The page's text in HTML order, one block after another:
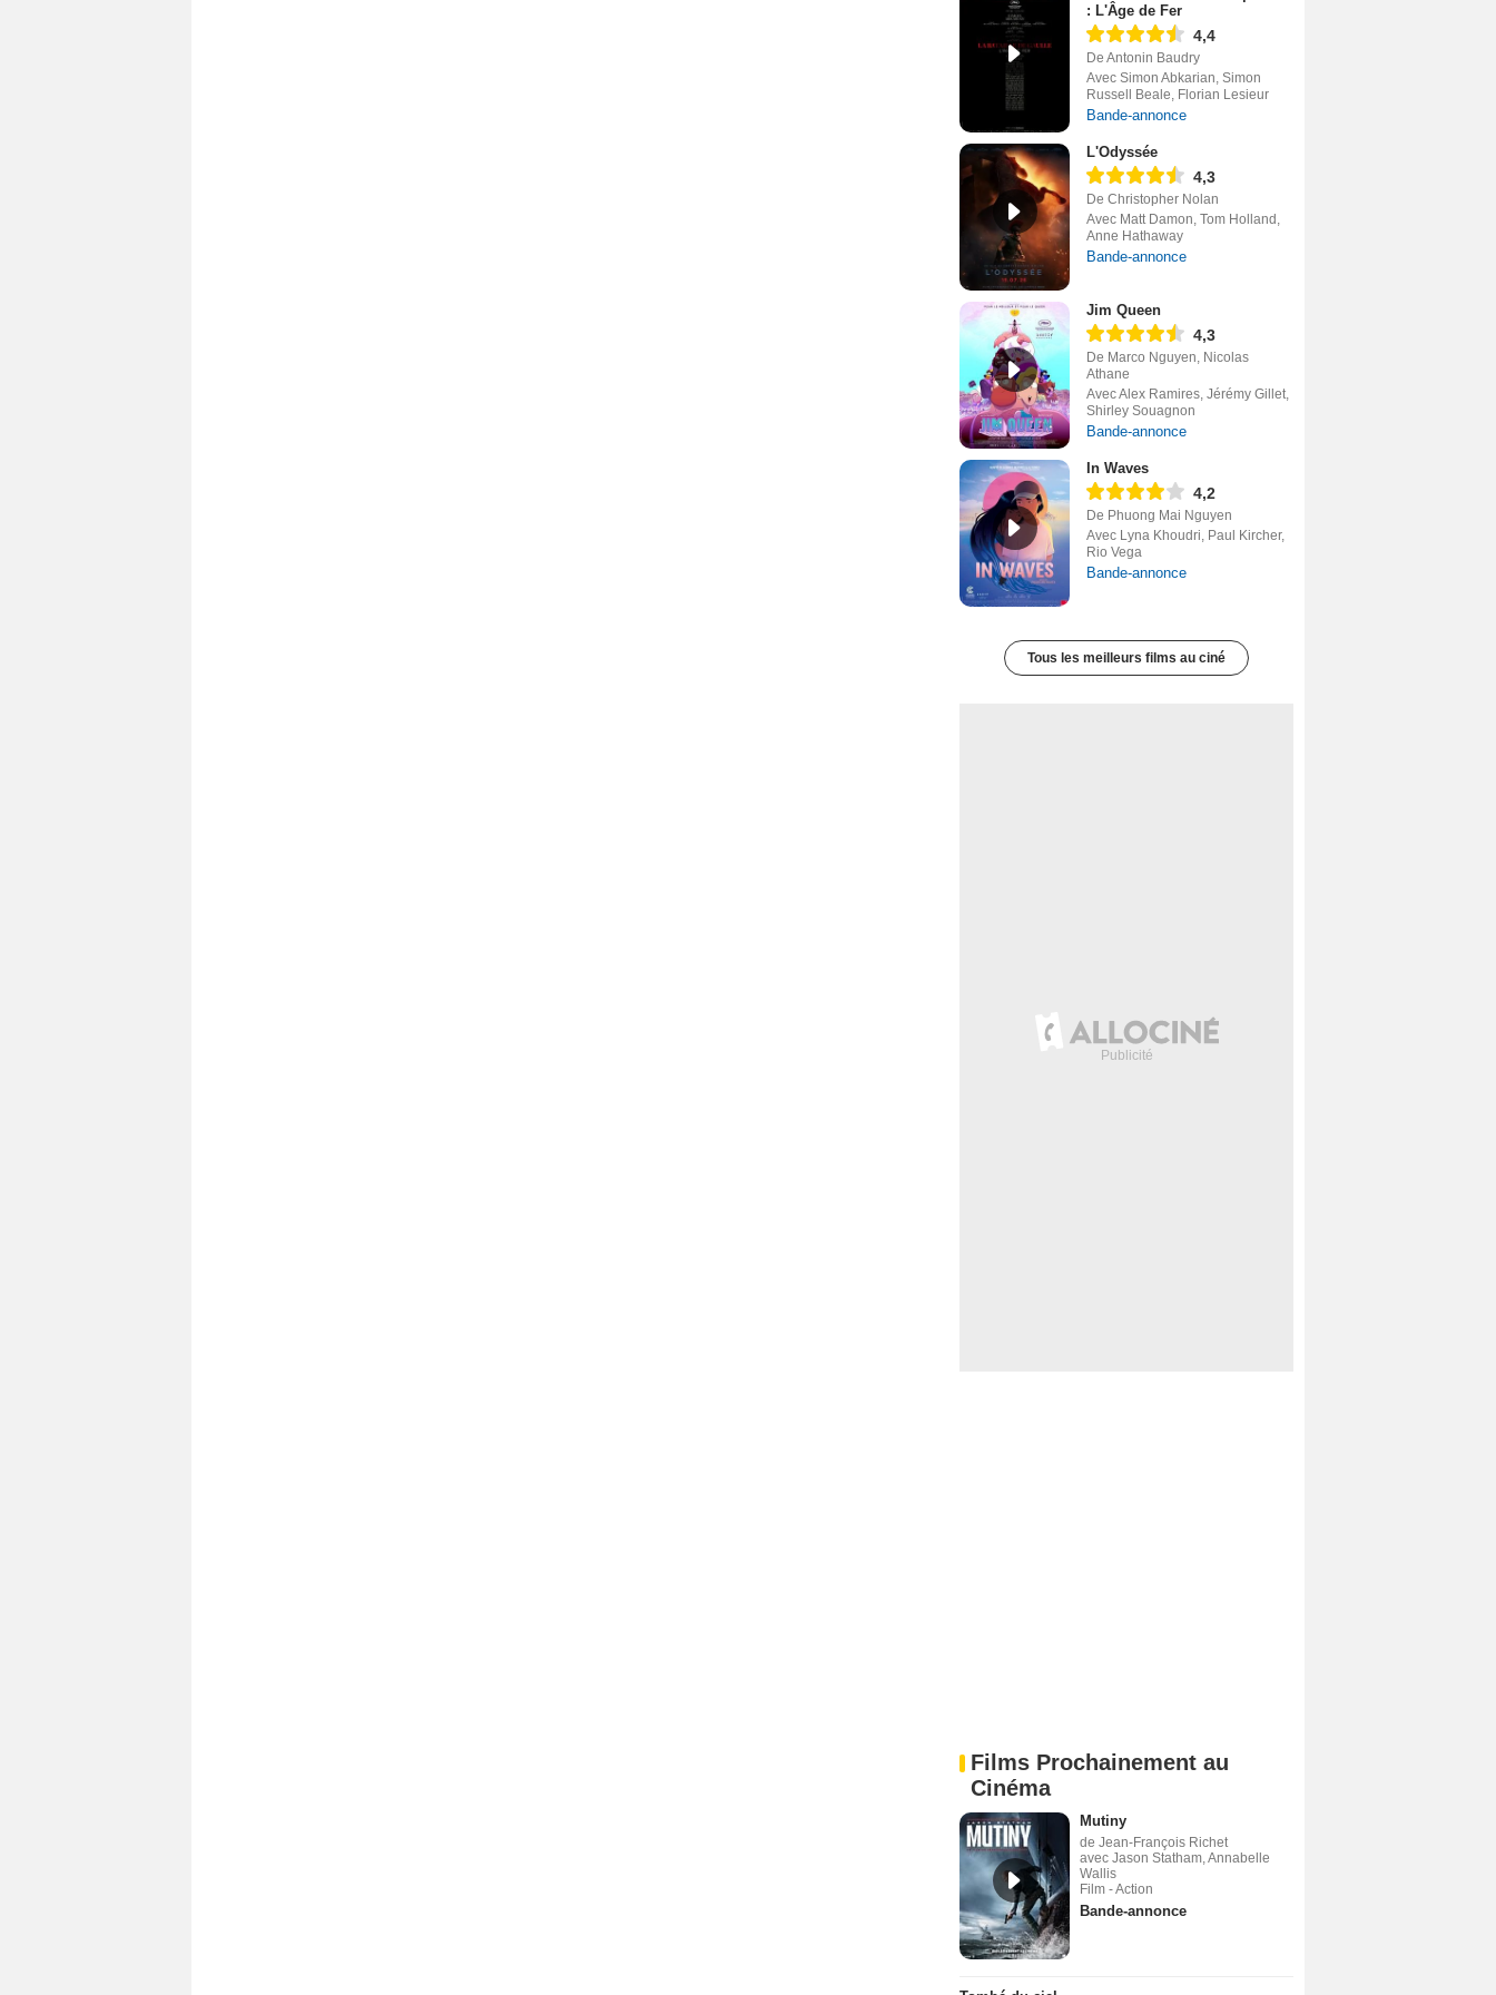
: L'Âge de Fer
4,4
De Antonin Baudry
Avec Simon Abkarian, Simon
Russell Beale, Florian Lesieur
Bande-annonce
L'Odyssée
4,3
De Christopher Nolan
Avec Matt Damon, Tom Holland,
Anne Hathaway
Bande-annonce
Jim Queen
4,3
De Marco Nguyen, Nicolas
Athane
Avec Alex Ramires, Jérémy Gillet,
Shirley Souagnon
Bande-annonce
In Waves
4,2
De Phuong Mai Nguyen
Avec Lyna Khoudri, Paul Kircher,
Rio Vega
Bande-annonce
Tous les meilleurs films au ciné
Films Prochainement au
Cinéma
Mutiny
de Jean-François Richet
avec Jason Statham, Annabelle
Wallis
Film - Action
Bande-annonce